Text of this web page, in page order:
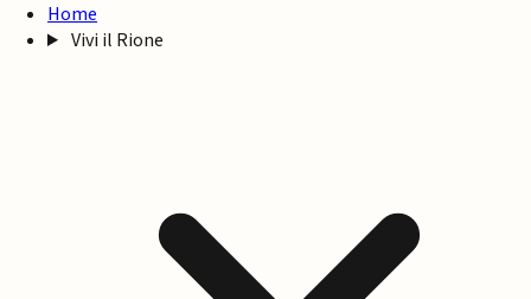
Home
Vivi il Rione